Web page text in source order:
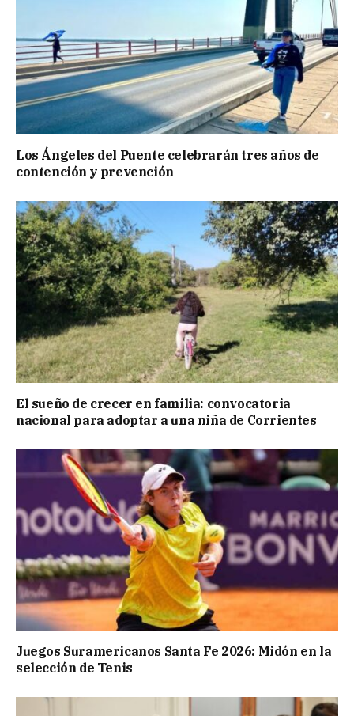
Los Ángeles del Puente celebrarán tres años de
contención y prevención
El sueño de crecer en familia: convocatoria
nacional para adoptar a una niña de Corrientes
Juegos Suramericanos Santa Fe 2026: Midón en la
selección de Tenis